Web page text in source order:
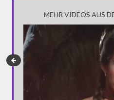
MEHR VIDEOS AUS